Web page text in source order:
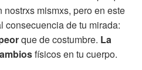
nostrxs mismxs, pero en este
consecuencia de tu mirada:
que de costumbre. La
físicos en tu cuerpo.